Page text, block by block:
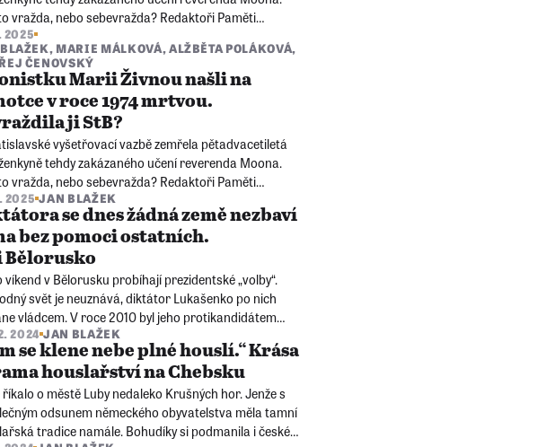
vražda, nebo sebevražda? Redaktoři Paměti
pátrají v archivech a oslovují svědky, aby objasnili
starou padesát let.
2025
, MARIE MÁLKOVÁ,ALŽBĚTA POLÁKOVÁ,
ČENOVSKÝ
Marii Živnou našli na
v roce 1974 mrtvou.
ji StB?
vyšetřovací vazbě zemřela pětadvacetiletá
tehdy zakázaného učení reverenda Moona.
vražda, nebo sebevražda? Redaktoři Paměti
pátrají v archivech a oslovují svědky, aby objasnili
starou padesát let.
2025 JAN BLAŽEK
se dnes žádná země nezbaví
bez pomoci ostatních.
Bělorusko
víkend v Bělorusku probíhají prezidentské „volby“.
svět je neuznává, diktátor Lukašenko po nich
vládcem. V roce 2010 byl jeho protikandidátem
Sannikov. Jak s ním poté běloruská KGB zacházela?
o tom pro sbírku Memory of Nations.
2024 JAN BLAŽEK
se klene nebe plné houslí.“ Krása
houslařství na Chebsku
říkalo o městě Luby nedaleko Krušných hor. Jenže s
odsunem německého obyvatelstva měla tamní
tradice namále. Bohudíky si podmanila i české